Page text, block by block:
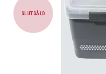
SLUTSÅLD